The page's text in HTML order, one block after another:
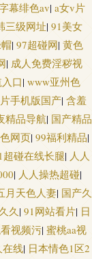
影视 超碰人人爱人
超碰99 au黄色av网
热色图片网 午夜男
产性福AⅤ 成人不卡
91抖阴快播在线 97
欧美中字中文字幕
幕绯色av| a女v片
三级网址| 91美女
| 97超碰网| 黄色
| 成人免费淫秽视
口| www亚州色
手机版国产| 含羞
精品导航| 国产精品
网页| 99福利精品|
超碰在线长腿| 人人
| 人人操热超碰|
月天色人妻| 国产久
久| 91网站看片| 日
视频污| 蜜桃aa视
在线| 日本情色1区2